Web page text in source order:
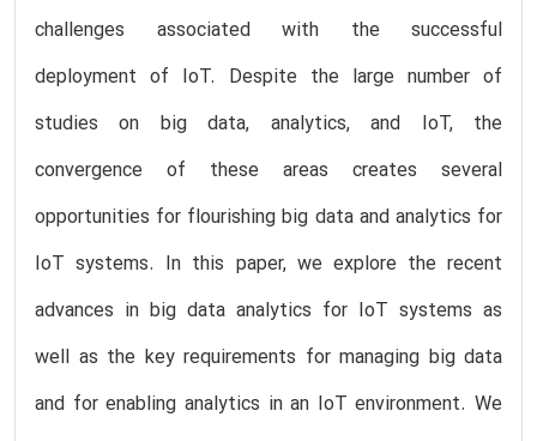
challenges associated with the successful
deployment of IoT. Despite the large number of
studies on big data, analytics, and IoT, the
convergence of these areas creates several
opportunities for flourishing big data and analytics for
IoT systems. In this paper, we explore the recent
advances in big data analytics for IoT systems as
well as the key requirements for managing big data
and for enabling analytics in an IoT environment. We